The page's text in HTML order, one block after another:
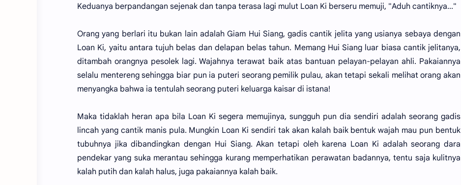
Keduanya berpandangan sejenak dan tanpa terasa lagi mulut Loan Ki berseru memuji, "Aduh cantiknya..."
Orang yang berlari itu bukan lain adalah Giam Hui Siang, gadis cantik jelita yang usianya sebaya dengan
Loan Ki, yaitu antara tujuh belas dan delapan belas tahun. Memang Hui Siang luar biasa cantik jelitanya,
ditambah orangnya pesolek lagi. Wajahnya terawat baik atas bantuan pelayan-pelayan ahli. Pakaiannya
selalu mentereng sehingga biar pun ia puteri seorang pemilik pulau, akan tetapi sekali melihat orang akan
menyangka bahwa ia tentulah seorang puteri keluarga kaisar di istana!
Maka tidaklah heran apa bila Loan Ki segera memujinya, sungguh pun dia sendiri adalah seorang gadis
lincah yang cantik manis pula. Mungkin Loan Ki sendiri tak akan kalah baik bentuk wajah mau pun bentuk
tubuhnya jika dibandingkan dengan Hui Siang. Akan tetapi oleh karena Loan Ki adalah seorang dara
pendekar yang suka merantau sehingga kurang memperhatikan perawatan badannya, tentu saja kulitnya
kalah putih dan kalah halus, juga pakaiannya kalah baik.